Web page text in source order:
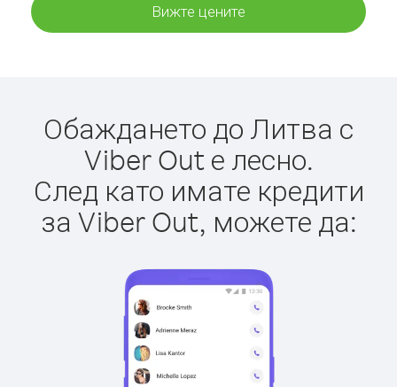
Вижте цените
Обаждането до Литва с
Viber Out е лесно.
След като имате кредити
за Viber Out, можете да: